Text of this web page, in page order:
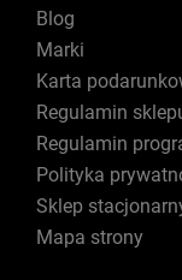
Blog
Marki
Karta
Regulamin
Regulamin
Polityka
Sklep
Mapa strony